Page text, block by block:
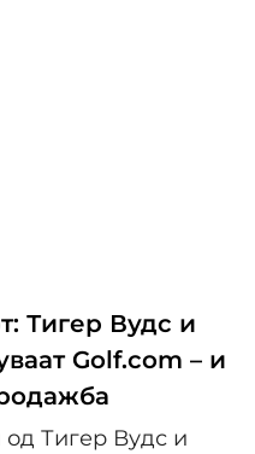
Тигер Вудс и
Golf.com – и
Тигер Вудс и